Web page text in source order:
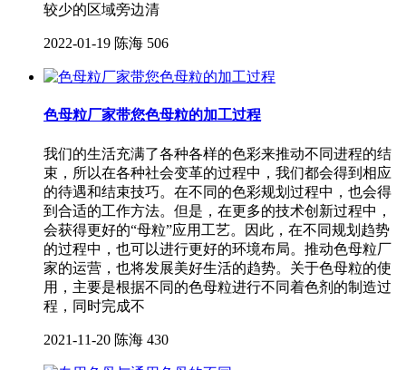
较少的区域旁边清
2022-01-19 陈海 506
色母粒厂家带您色母粒的加工过程
我们的生活充满了各种各样的色彩来推动不同进程的结
束，所以在各种社会变革的过程中，我们都会得到相应
的待遇和结束技巧。在不同的色彩规划过程中，也会得
到合适的工作方法。但是，在更多的技术创新过程中，
会获得更好的“母粒”应用工艺。因此，在不同规划趋势
的过程中，也可以进行更好的环境布局。推动色母粒厂
家的运营，也将发展美好生活的趋势。关于色母粒的使
用，主要是根据不同的色母粒进行不同着色剂的制造过
程，同时完成不
2021-11-20 陈海 430